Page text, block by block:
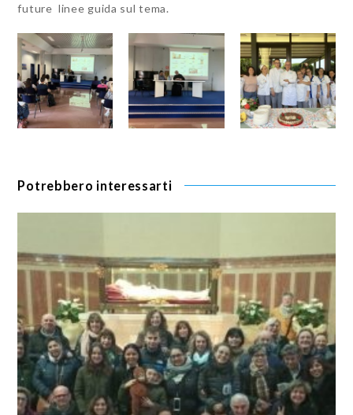
future linee guida sul tema.
Potrebbero interessarti